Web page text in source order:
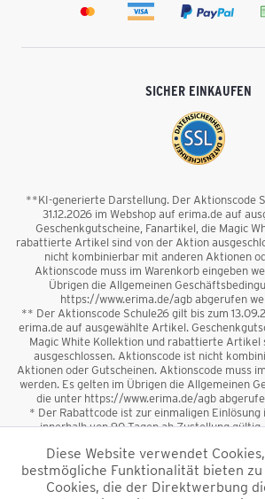
SICHER EINKAUFEN
**KI-generierte Darstellung. Der Aktionscode
31.12.2026 im Webshop auf erima.de auf
Geschenkgutscheine, Fanartikel, die Magic
rabattierte Artikel sind von der Aktion
nicht kombinierbar mit anderen Aktionen
Aktionscode muss im Warenkorb eingeben
Übrigen die Allgemeinen
https://www.erima.de/agb abgerufen
** Der Aktionscode Schule26 gilt bis zum
erima.de auf ausgewählte Artikel.
Magic White Kollektion und rabattierte Artikel
ausgeschlossen. Aktionscode ist nicht
Aktionen oder Gutscheinen. Aktionscode muss
werden. Es gelten im Übrigen die Allgemeinen
die unter https://www.erima.de/agb
* Der Rabattcode ist zur einmaligen Einlösung
innerhalb von 90 Tagen ab Zustellung
sowie Geschenkgutscheine sind vom Rabatt
Rabattcode ist nicht mit anderen Aktionen
kombinierbar. Der Mindestbestellwert
Diese Website verwendet
bestmögliche Funktionalität bieten
Cookies, die der Direktwerbung